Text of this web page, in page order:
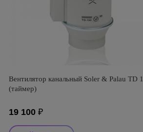
Вентилятор канальный Soler & Palau TD
(таймер)
19 100 ₽